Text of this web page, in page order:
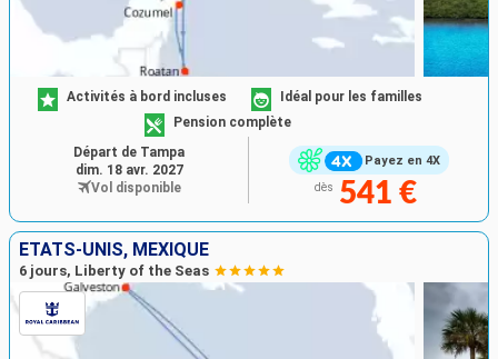
Payez en 4X
Activités à bord incluses
Idéal pour les familles
Pension complète
dès 541 €
Départ de Tampa
dim. 18 avr. 2027
Vol disponible
ÉTATS-UNIS, MEXIQUE
6 jours, Liberty of the Seas